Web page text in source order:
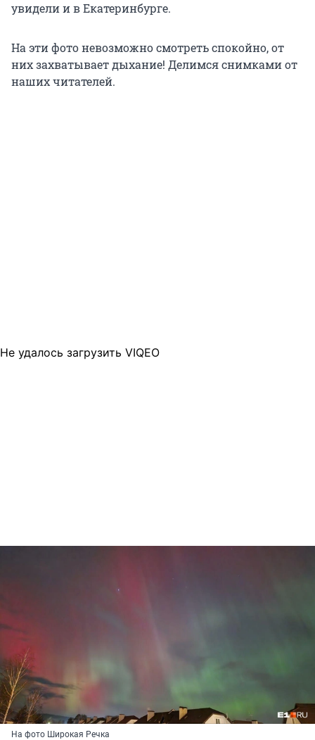
увидели и в Екатеринбурге.
На эти фото невозможно смотреть спокойно, от
них захватывает дыхание! Делимся снимками от
наших читателей.
Не удалось загрузить VIQEO
На фото Широкая Речка